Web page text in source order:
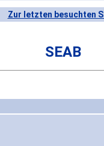
Zur letzten besuchten
SEAB